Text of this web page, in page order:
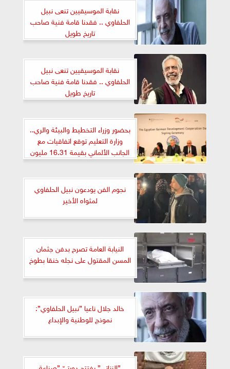
نقابة الموسيقيين تنعى نبيل
الحلفاوي .. فقدنا قامة فنية صاحب
تاريخ طويل
نقابة الموسيقيين تنعى نبيل
الحلفاوي .. فقدنا قامة فنية صاحب
تاريخ طويل
بحضور وزراء التخطيط والبيئة والري..
وزارة التعليم توقع اتفاقيات مع
الجانب الألماني بقيمة 16.31 مليون
يورو
نجوم الفن يودعون نبيل الحلفاوي
لمثواه الأخير
النيابة العامة تصرح بدفن جثمان
المسن المقتول على نجله خنقا بطوخ
خالد جلال ناعيا ”نبيل الحلفاوي”:
نموذج للوطنية والإبداع